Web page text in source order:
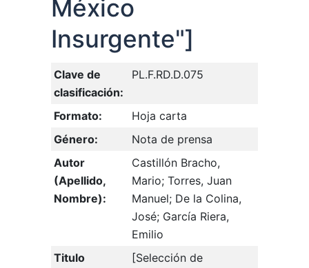
México
Insurgente"]
Clave de
clasificación:
PL.F.RD.D.075
Formato:
Hoja carta
Género:
Nota de prensa
Autor
(Apellido,
Nombre):
Castillón Bracho,
Mario; Torres, Juan
Manuel; De la Colina,
José; García Riera,
Emilio
Titulo
[Selección de